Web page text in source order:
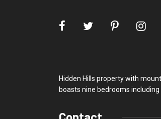
Hidden Hills property with
boasts nine bedrooms including